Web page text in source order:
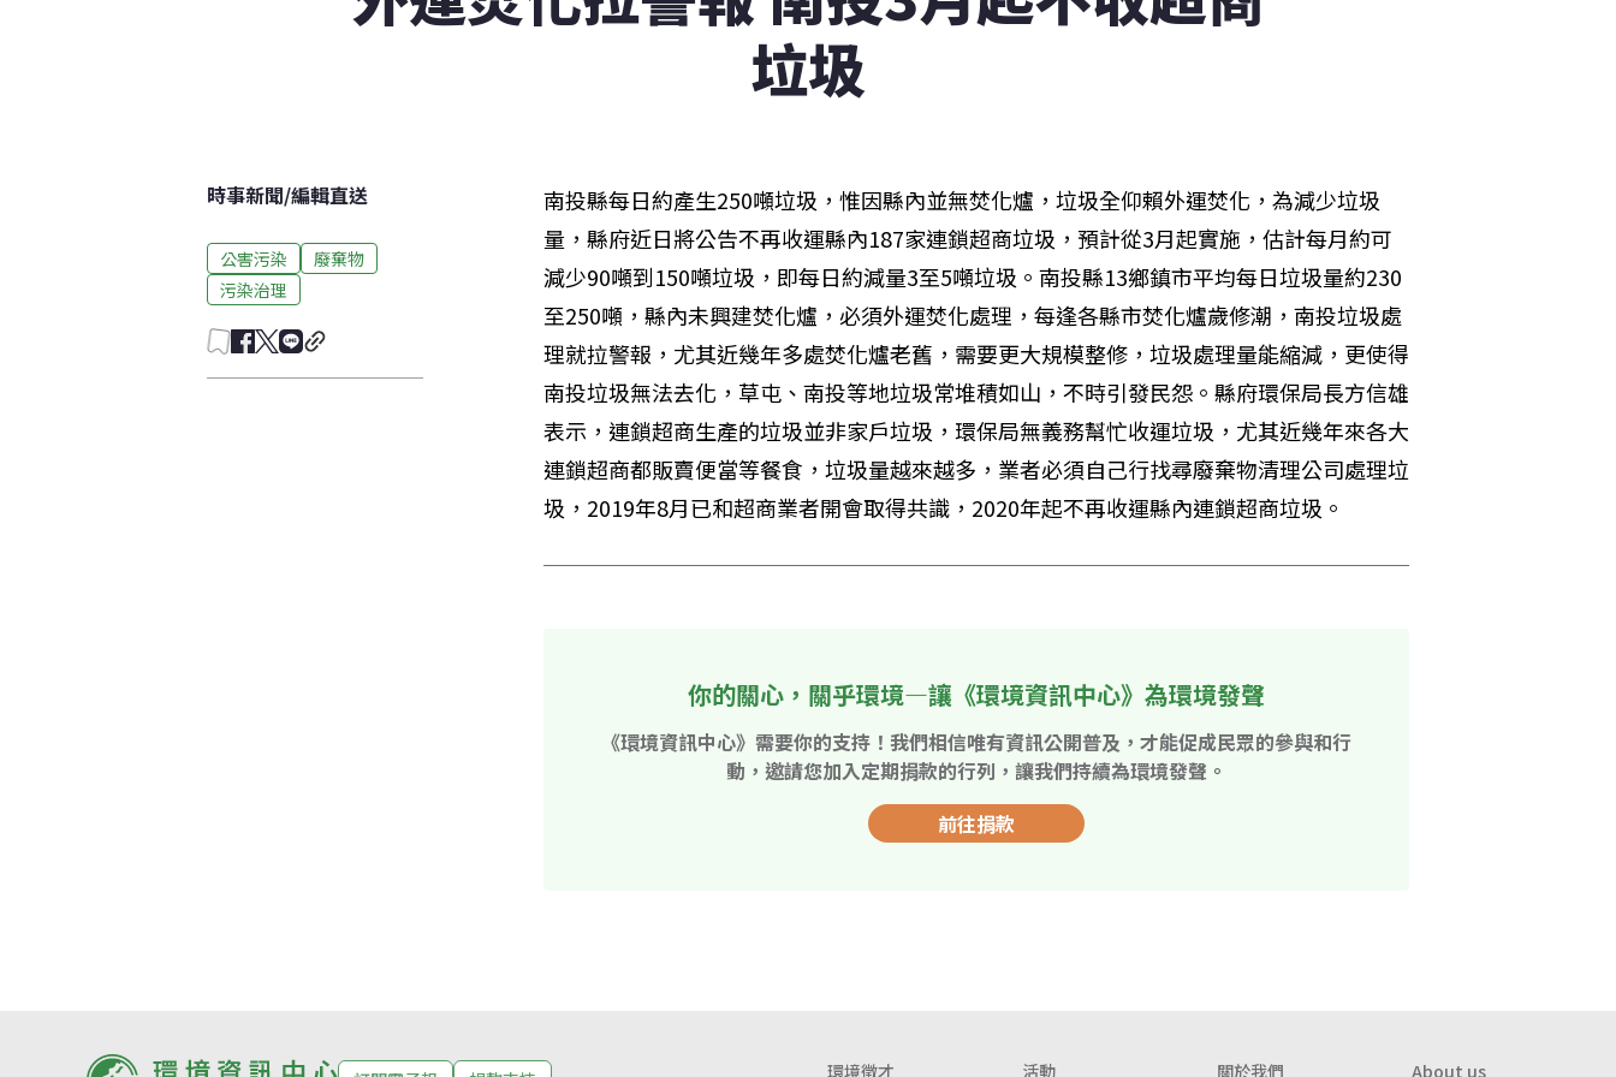
垃圾
時事新聞/編輯直送
公害污染
廢棄物
污染治理
南投縣每日約產生250噸垃圾，惟因縣內並無焚化爐，垃圾全仰賴外運焚化，為減少垃圾
量，縣府近日將公告不再收運縣內187家連鎖超商垃圾，預計從3月起實施，估計每月約可
減少90噸到150噸垃圾，即每日約減量3至5噸垃圾。南投縣13鄉鎮市平均每日垃圾量約230
至250噸，縣內未興建焚化爐，必須外運焚化處理，每逢各縣市焚化爐歲修潮，南投垃圾處
理就拉警報，尤其近幾年多處焚化爐老舊，需要更大規模整修，垃圾處理量能縮減，更使得
南投垃圾無法去化，草屯、南投等地垃圾常堆積如山，不時引發民怨。縣府環保局長方信雄
表示，連鎖超商生產的垃圾並非家戶垃圾，環保局無義務幫忙收運垃圾，尤其近幾年來各大
連鎖超商都販賣便當等餐食，垃圾量越來越多，業者必須自己行找尋廢棄物清理公司處理垃
圾，2019年8月已和超商業者開會取得共識，2020年起不再收運縣內連鎖超商垃圾。
你的關心，關乎環境—讓《環境資訊中心》為環境發聲
《環境資訊中心》需要你的支持！我們相信唯有資訊公開普及，才能促成民眾的參與和行
動，邀請您加入定期捐款的行列，讓我們持續為環境發聲。
前往捐款
環境徵才 活動 關於我們 About us